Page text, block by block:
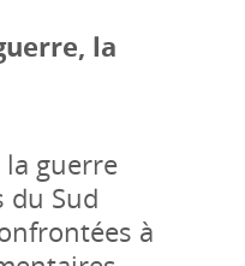
la
la guerre
du Sud
à